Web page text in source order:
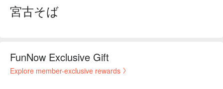
宮古そば
FunNow Exclusive Gift
Explore member-exclusive rewards